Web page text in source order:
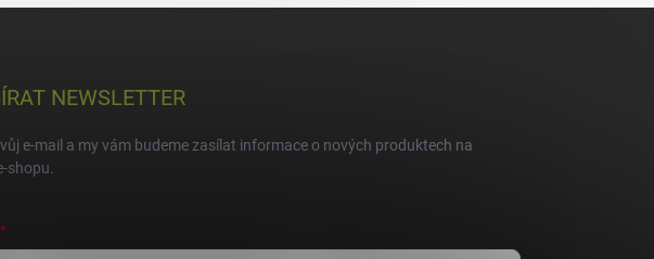
NEWSLETTER
e-mail a my vám budeme zasílat informace o nových produktech na
shopu.